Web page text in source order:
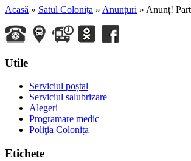
Acasă » Satul Colonița » Anunțuri » Anunț!
Utile
Serviciul poștal
Serviciul salubrizare
Alegeri
Programare medic
Poliţia Colonița
Etichete